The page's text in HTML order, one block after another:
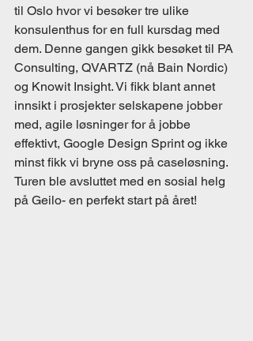
til Oslo hvor vi besøker tre ulike
konsulenthus for en full kursdag med
dem. Denne gangen gikk besøket til PA
Consulting, QVARTZ (nå Bain Nordic)
og Knowit Insight. Vi fikk blant annet
innsikt i prosjekter selskapene jobber
med, agile løsninger for å jobbe
effektivt, Google Design Sprint og ikke
minst fikk vi bryne oss på caseløsning.
Turen ble avsluttet med en sosial helg
på Geilo- en perfekt start på året!